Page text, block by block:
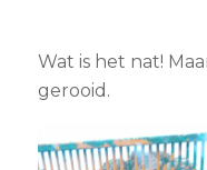
Wat is het nat!
gerooid.